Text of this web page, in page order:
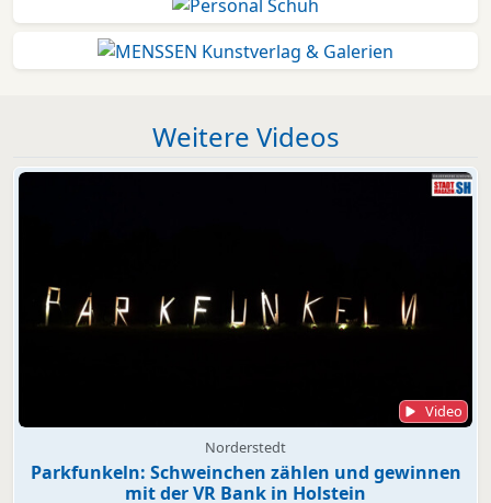
Weitere Videos
Video
Norderstedt
Parkfunkeln: Schweinchen zählen und gewinnen
mit der VR Bank in Holstein